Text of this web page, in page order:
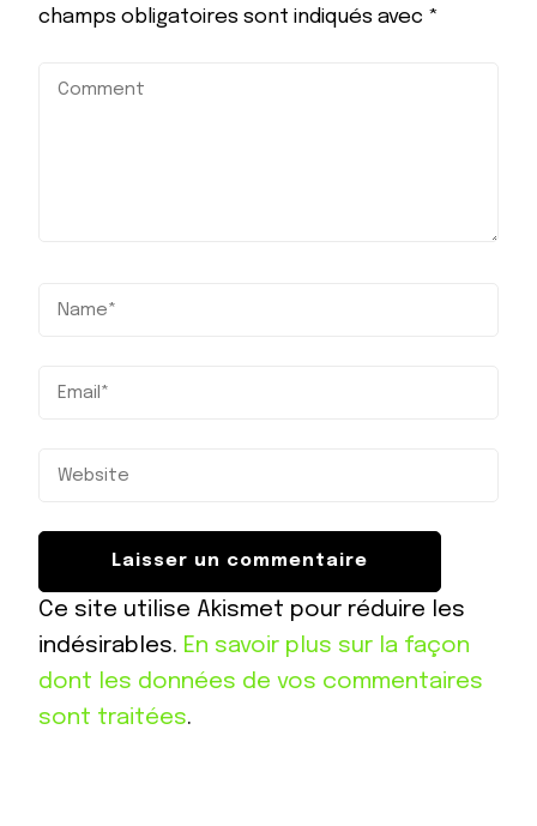
champs obligatoires sont indiqués avec *
Ce site utilise Akismet pour réduire les
indésirables. En savoir plus sur la façon
dont les données de vos commentaires
sont traitées.